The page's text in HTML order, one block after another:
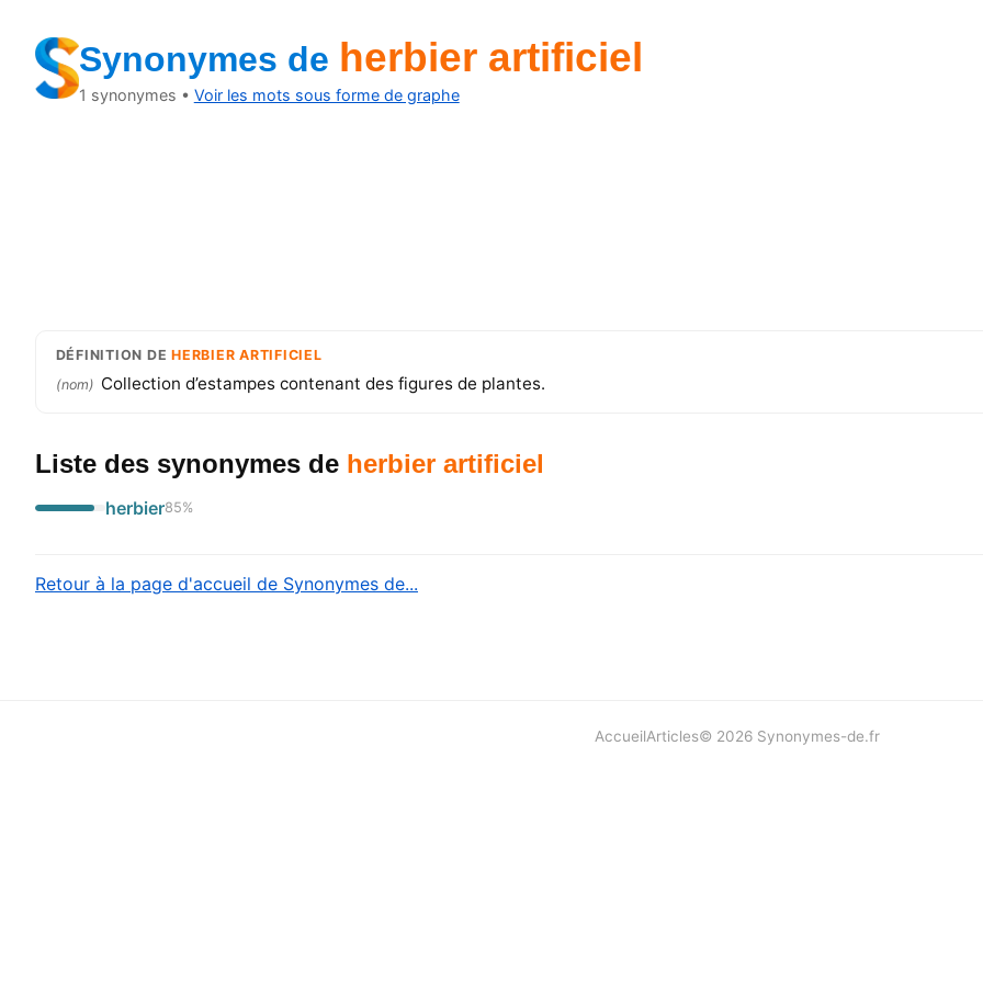
Synonymes de herbier artificiel
1 synonymes • Voir les mots sous forme de graphe
DÉFINITION DEHERBIER ARTIFICIEL
(nom) Collection d’estampes contenant des figures de plantes.
Liste des synonymes de herbier artificiel
herbier85%
Retour à la page d'accueil de Synonymes de...
AccueilArticles© 2026 Synonymes-de.fr